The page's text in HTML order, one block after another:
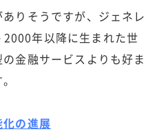
りそうですが、ジェネレ
年以降に生まれた世
金融サービスよりも好ま
化の進展